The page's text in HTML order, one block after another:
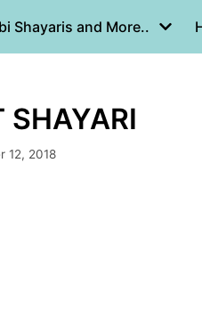
Shayaris and More..
12, 2018